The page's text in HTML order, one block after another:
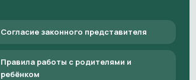
Согласие законного представителя
Правила работы с родителями и
ребёнком